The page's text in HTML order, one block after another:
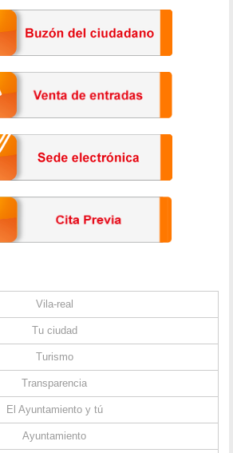
Vila-real
Tu ciudad
Turismo
Transparencia
El Ayuntamiento y tú
Ayuntamiento